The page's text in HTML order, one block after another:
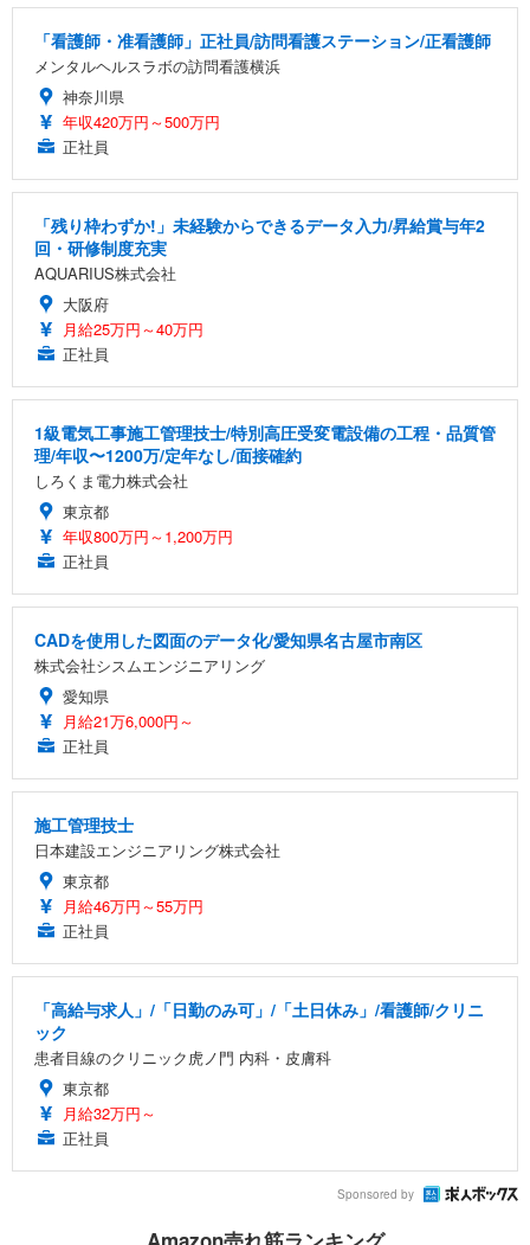
「看護師・准看護師」正社員/訪問看護ステーション/正看護師
メンタルヘルスラボの訪問看護横浜
神奈川県
年収420万円～500万円
正社員
「残り枠わずか!」未経験からできるデータ入力/昇給賞与年2
回・研修制度充実
AQUARIUS株式会社
大阪府
月給25万円～40万円
正社員
1級電気工事施工管理技士/特別高圧受変電設備の工程・品質管
理/年収〜1200万/定年なし/面接確約
しろくま電力株式会社
東京都
年収800万円～1,200万円
正社員
CADを使用した図面のデータ化/愛知県名古屋市南区
株式会社シスムエンジニアリング
愛知県
月給21万6,000円～
正社員
施工管理技士
日本建設エンジニアリング株式会社
東京都
月給46万円～55万円
正社員
「高給与求人」/「日勤のみ可」/「土日休み」/看護師/クリニ
ック
患者目線のクリニック虎ノ門 内科・皮膚科
東京都
月給32万円～
正社員
Sponsored by